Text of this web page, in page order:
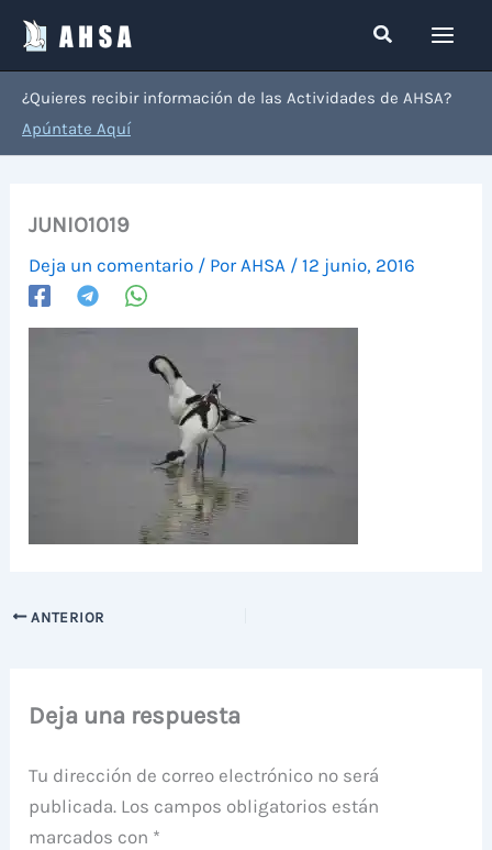
contenido
Buscar
¿Quieres recibir información de las Actividades de AHSA?
Apúntate Aquí
JUNIO1019
Deja un comentario / Por AHSA /12 junio, 2016
ANTERIOR
Deja una respuesta
Tu dirección de correo electrónico no será
publicada. Los campos obligatorios están
marcados con *